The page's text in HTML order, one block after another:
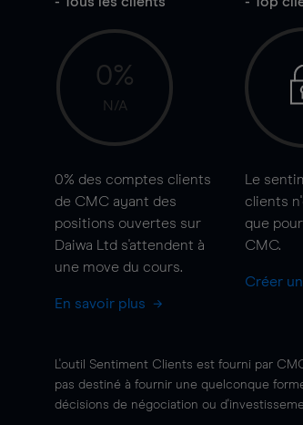
0%
N/A
0% des comptes clients
de CMC ayant des
positions ouvertes sur
Daiwa Ltd s'attendent à
une move du cours.
En savoir plus
Le
clients
que
CMC.
Créer
L'outil Sentiment Clients est fourni par
pas destiné à fournir une quelconque
décisions de négociation ou